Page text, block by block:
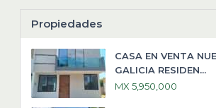
Propiedades
CASA EN VENTA
GALICIA RESIDEN...
MX 5,950,000